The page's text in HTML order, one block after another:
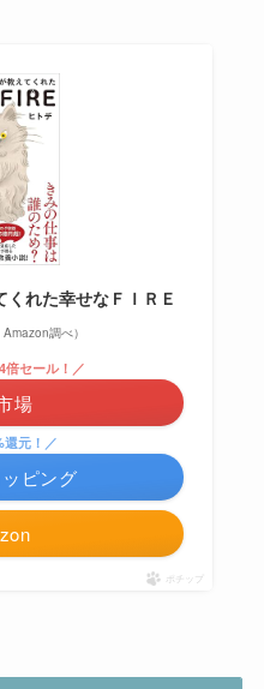
くれた幸せなＦＩＲＥ
調べ）
倍セール！／
場
還元！／
ピング
ポチップ